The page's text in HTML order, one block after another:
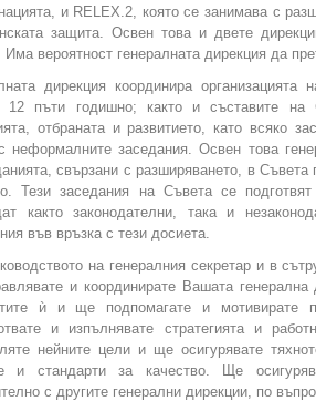
и RELEX.2, която се занимава с
защита. Освен това и двете
Има вероятност генералната дирекция да
дирекция координира
12 пъти годишно; както и съставите
отбраната и развитието, като всяко
неформалните заседания. Освен това
свързани с разширяването, в
Тези заседания на Съвета се
както законодателни, така и
във връзка с тези досиета.
на генералния секретар и в
и координирате Вашата
ѝ и ще подпомагате и
и изпълнявате стратегията и
нейните цели и ще осигурявате
и стандарти за качество. Ще
с другите генерални дирекции, по